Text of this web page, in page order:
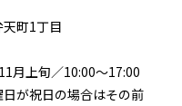
町1丁目
月上旬／10:00〜17:00
が祝日の場合はその前